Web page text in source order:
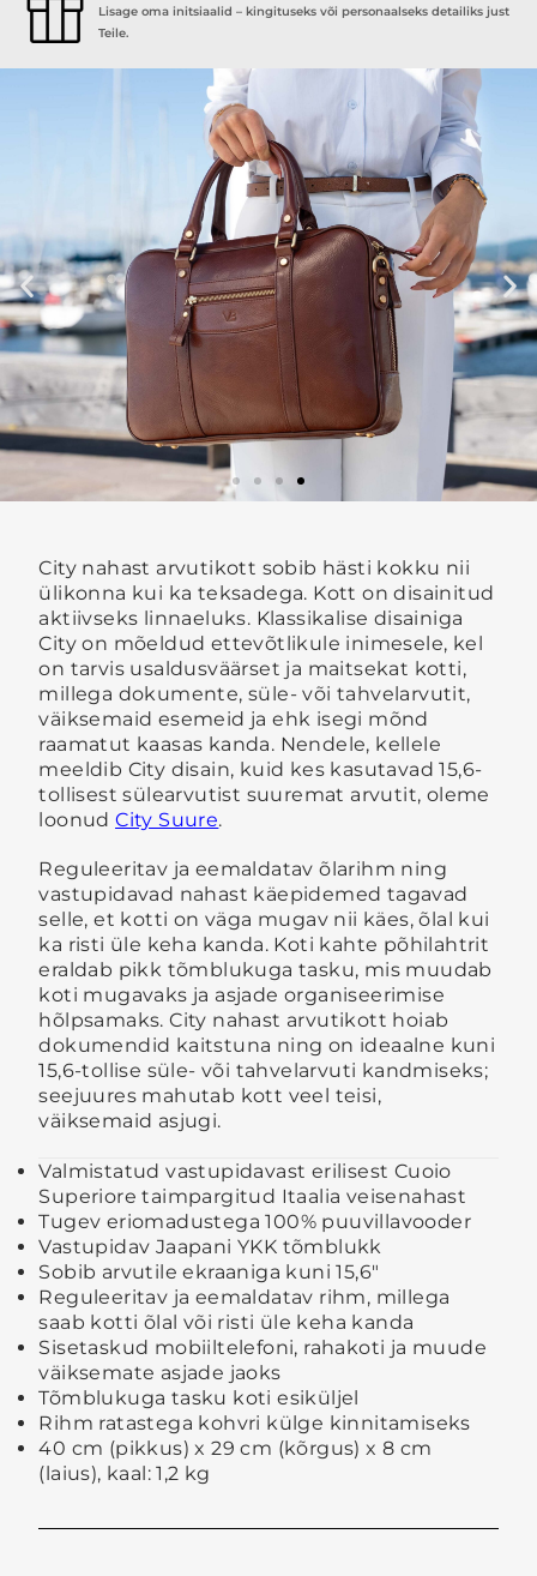
Lisage oma initsiaalid – kingituseks või personaalseks detailiks just
Teile.
City nahast arvutikott sobib hästi kokku nii
ülikonna kui ka teksadega. Kott on disainitud
aktiivseks linnaeluks. Klassikalise disainiga
City on mõeldud ettevõtlikule inimesele, kel
on tarvis usaldusväärset ja maitsekat kotti,
millega dokumente, süle- või tahvelarvutit,
väiksemaid esemeid ja ehk isegi mõnd
raamatut kaasas kanda. Nendele, kellele
meeldib City disain, kuid kes kasutavad 15,6-
tollisest sülearvutist suuremat arvutit, oleme
loonudCity Suure.
Reguleeritav ja eemaldatav õlarihm ning
vastupidavad nahast käepidemed tagavad
selle, et kotti on väga mugav nii käes, õlal kui
ka risti üle keha kanda. Koti kahte põhilahtrit
eraldab pikk tõmblukuga tasku, mis muudab
koti mugavaks ja asjade organiseerimise
hõlpsamaks. City nahast arvutikott hoiab
dokumendid kaitstuna ning on ideaalne kuni
15,6-tollise süle- või tahvelarvuti kandmiseks;
seejuures mahutab kott veel teisi,
väiksemaid asjugi.
Valmistatud vastupidavast erilisest Cuoio
Superiore taimpargitud Itaalia veisenahast
Tugev eriomadustega 100% puuvillavooder
Vastupidav Jaapani YKK tõmblukk
Sobib arvutile ekraaniga kuni 15,6″
Reguleeritav ja eemaldatav rihm, millega
saab kotti õlal või risti üle keha kanda
Sisetaskud mobiiltelefoni, rahakoti ja muude
väiksemate asjade jaoks
Tõmblukuga tasku koti esiküljel
Rihm ratastega kohvri külge kinnitamiseks
40 cm (pikkus) x 29 cm (kõrgus) x 8 cm
(laius), kaal: 1,2 kg